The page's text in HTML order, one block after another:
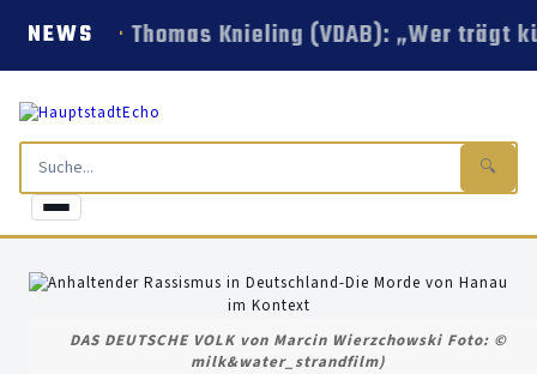
NEWS Thomas Knieling (VDAB): „Wer trägt
🔍
DAS DEUTSCHE VOLK von Marcin Wierzchowski Foto: ©
milk&water_strandfilm)